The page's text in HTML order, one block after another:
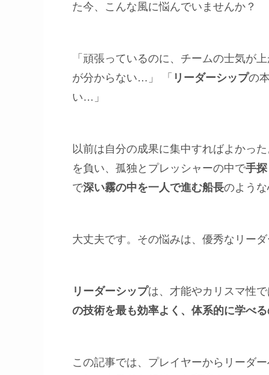
た今、こんな風に悩んでいませんか？
「頑張っているのに、チームの士気が
が分からない…」 「 リーダーシップの
い…」
以前は自分の成果に集中すればよかっ
を負い、孤独とプレッシャーの中で手
で深い霧の中を一人で進む船長のような
大丈夫です。その悩みは、優秀なリー
リーダーシップは、才能やカリスマ性
の技術を最も効率よく、体系的に学べ
この記事では、プレイヤーからリーダ